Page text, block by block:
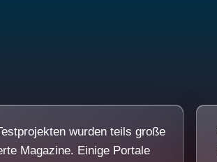
wurden teils große
Magazine. Einige Portale